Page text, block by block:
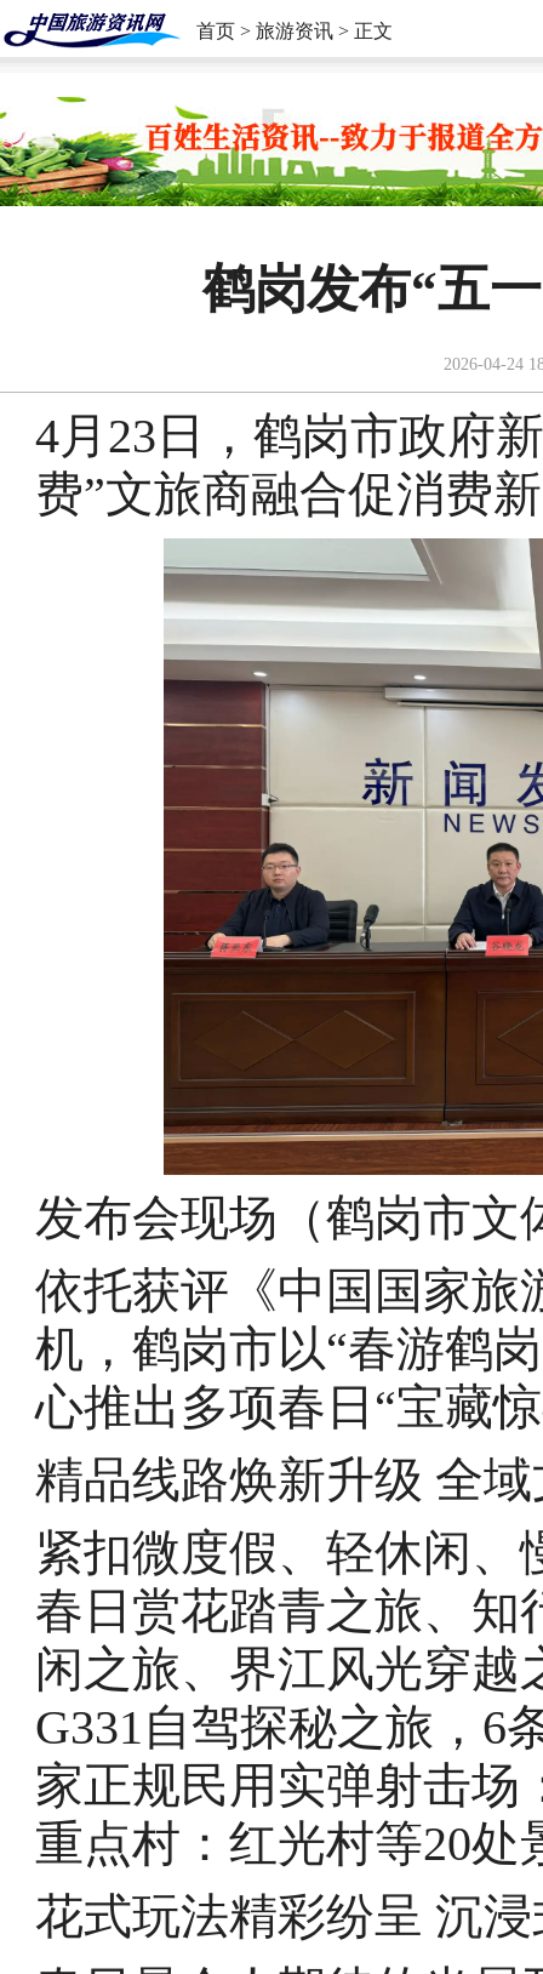
首页 > 旅游资讯 > 正文
鹤岗发布“五
2026-04-24
4月23日，鹤岗市政府
费”文旅商融合促消费
发布会现场（鹤岗市文
依托获评《中国国家旅
机，鹤岗市以“春游鹤
心推出多项春日“宝藏
精品线路焕新升级 全
紧扣微度假、轻休闲
春日赏花踏青之旅、知
闲之旅、界江风光穿
G331自驾探秘之旅，6
家正规民用实弹射击
重点村：红光村等20处
花式玩法精彩纷呈 沉